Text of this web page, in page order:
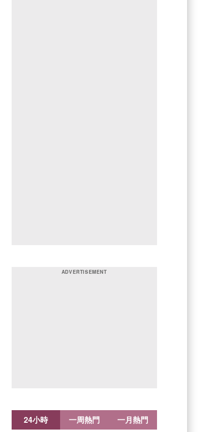
24小時 一周熱門 一月熱門